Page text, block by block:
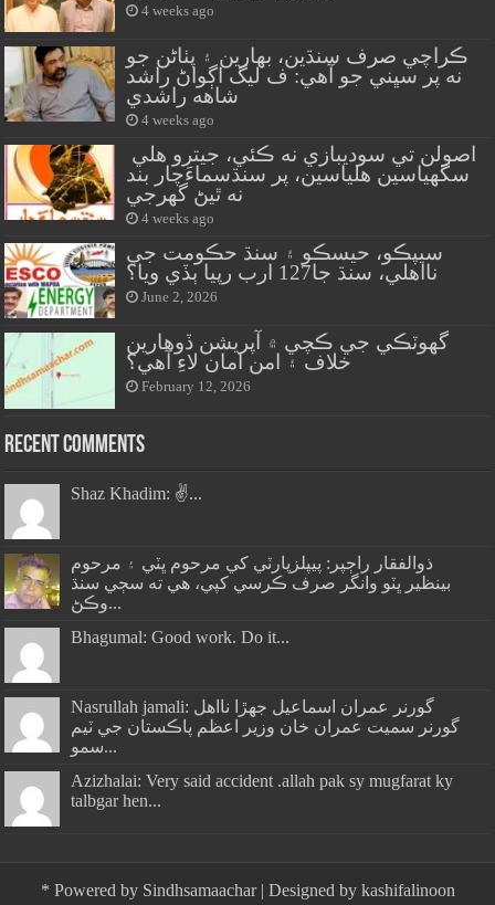
4 weeks ago
ڪراچي صرف سنڌين، بهارين ۽ پٺاڻن جو
نه پر سڀني جو آهي: ف ليگ اڳواڻ راشد
شاهه راشدي
4 weeks ago
سگهياسين هلياسين، پر سنڌسماءَچار بند
نه ٿيڻ گهرجي
4 weeks ago
سيپڪو، حيسڪو ۽ سنڌ حڪومت جي
نااهلي، سنڌ جا127 ارب رپيا ٻڏي ويا؟
June 2, 2026
گهوٽڪي جي ڪچي ۾ آپريشن ڏوهارين
خلاف ۽ امن امان لاءِ آهي؟
February 12, 2026
Recent Comments
Shaz Khadim: ✌️...
ذوالفقار راڄپر: پيپلزپارٽي کي مرحوم ڀٽي ۽ مرحوم
بينظير ڀٽو وانگر صرف ڪرسي کپي، هي ته سڄي سنڌ
وڪڻ...
Bhagumal: Good work. Do it...
Nasrullah jamali: گورنر عمران اسماعيل جھڙا نااهل
گورنر سميت عمران خان وزير اعظم پاڪستان جي ٽيم
سمو...
Azizhalai: Very said accident .allah pak sy mugfarat ky
talbgar hen...
* Powered by Sindhsamaachar| Designed by kashifalinoon